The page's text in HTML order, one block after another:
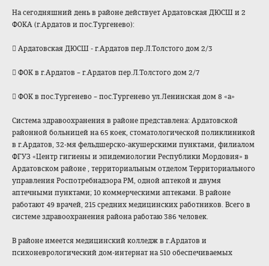
На сегодняшний день в районе действует Ардатовская ДЮСШ и 2
ФОКА (г.Ардатов и пос.Тургенево):
 Ардатовская ДЮСШ - г.Ардатов пер.Л.Толстого дом 2/3
 ФОК в г.Ардатов – г.Ардатов пер.Л.Толстого дом 2/7
 ФОК в пос.Тургенево – пос.Тургенево ул.Ленинская дом 8 «а»
Система здравоохранения в районе представлена: Ардатовской
районной больницей на 65 коек, стоматологической поликлиникой
в г.Ардатов, 32-мя фельдшерско-акушерскими пунктами, филиалом
ФГУЗ «Центр гигиены и эпидемиологии Республики Мордовия» в
Ардатовском районе , территориальным отделом Территориального
управления Роспотребнадзора РМ, одной аптекой и двумя
аптечными пунктами; 10 коммерческими аптеками. В районе
работают 49 врачей, 215 средних медицинских работников. Всего в
системе здравоохранения района работаю 386 человек.
В районе имеется медицинский колледж в г.Ардатов и
психоневрологический дом-интернат на 510 обеспечиваемых